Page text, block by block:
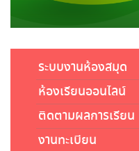
ระบบงานห้องสมุด
ห้องเรียนออนไลน์
ติดตามผลการเรียน
งานทะเบียน